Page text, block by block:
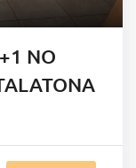
NO